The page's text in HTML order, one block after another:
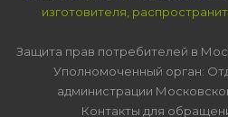
изготовителя,
Защита прав потребителей в
Уполномоченный орган:
администрации
Контакты для